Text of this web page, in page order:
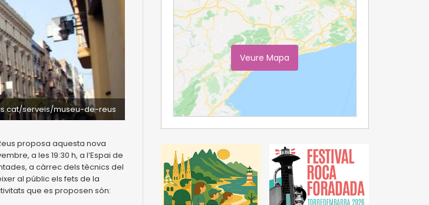
serveis/museu-de-reus
proposa aquesta nova
a les 19:30 h, a l’Espai de
a càrrec dels tècnics del
al públic els fets de la
que es proposen són:
Veure Mapa